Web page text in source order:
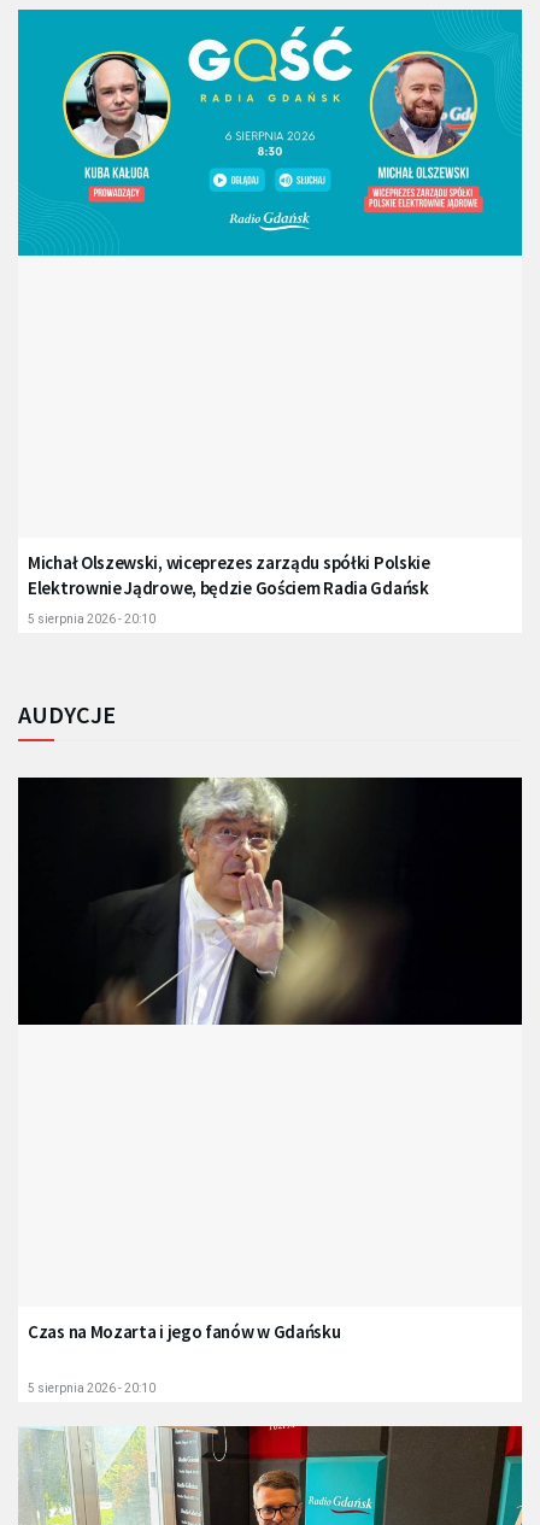
Michał Olszewski, wiceprezes zarządu spółki Polskie
Elektrownie Jądrowe, będzie Gościem Radia Gdańsk
5 sierpnia 2026 - 20:10
AUDYCJE
Czas na Mozarta i jego fanów w Gdańsku
5 sierpnia 2026 - 20:10